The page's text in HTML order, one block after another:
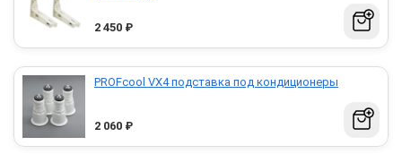
2 450 ₽
PROFcool VX4 подставка под кондиционеры
2 060 ₽